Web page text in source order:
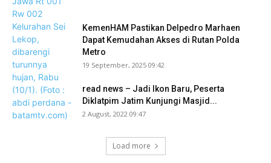
KemenHAM Pastikan Delpedro Marhaen
Dapat Kemudahan Akses di Rutan Polda
Metro
19 September, 2025 09:42
read news – Jadi Ikon Baru, Peserta
Diklatpim Jatim Kunjungi Masjid...
2 August, 2022 09:47
Load more